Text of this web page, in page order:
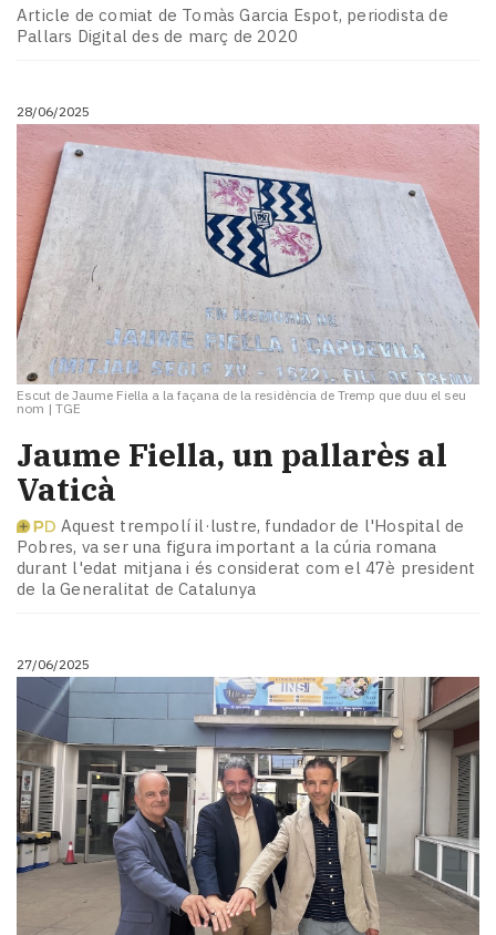
Article de comiat de Tomàs Garcia Espot, periodista de
Pallars Digital des de març de 2020
28/06/2025
Escut de Jaume Fiella a la façana de la residència de Tremp que duu el seu
nom | TGE
Jaume Fiella, un pallarès al
Vaticà
Aquest trempolí il·lustre, fundador de l'Hospital de
Pobres, va ser una figura important a la cúria romana
durant l'edat mitjana i és considerat com el 47è president
de la Generalitat de Catalunya
27/06/2025